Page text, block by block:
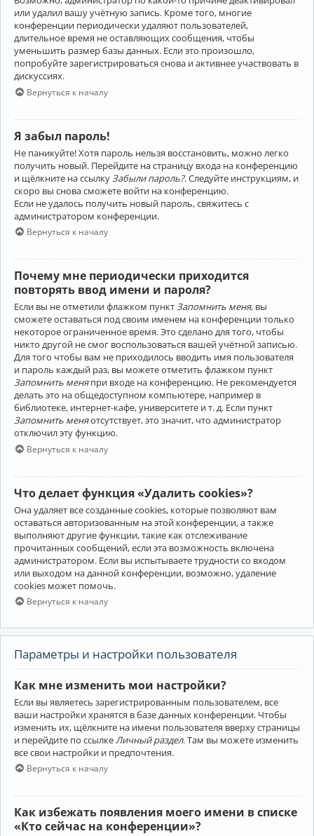
или удалил вашу учётную запись. Кроме того, многие
конференции периодически удаляют пользователей,
длительное время не оставляющих сообщения, чтобы
уменьшить размер базы данных. Если это произошло,
попробуйте зарегистрироваться снова и активнее участвовать в
дискуссиях.
Вернуться к началу
Я забыл пароль!
Не паникуйте! Хотя пароль нельзя восстановить, можно легко
получить новый. Перейдите на страницу входа на конференцию
и щёлкните на ссылку Забыли пароль?. Следуйте инструкциям, и
скоро вы снова сможете войти на конференцию.
Если не удалось получить новый пароль, свяжитесь с
администратором конференции.
Вернуться к началу
Почему мне периодически приходится
повторять ввод имени и пароля?
Если вы не отметили флажком пунктЗапомнить меня, вы
сможете оставаться под своим именем на конференции только
некоторое ограниченное время. Это сделано для того, чтобы
никто другой не смог воспользоваться вашей учётной записью.
Для того чтобы вам не приходилось вводить имя пользователя
и пароль каждый раз, вы можете отметить флажком пункт
Запомнить меняпри входе на конференцию. Не рекомендуется
делать это на общедоступном компьютере, например в
библиотеке, интернет-кафе, университете и т. д. Если пункт
Запомнить меняотсутствует, это значит, что администратор
отключил эту функцию.
Вернуться к началу
Что делает функция «Удалить cookies»?
Она удаляет все созданные cookies, которые позволяют вам
оставаться авторизованным на этой конференции, а также
выполняют другие функции, такие как отслеживание
прочитанных сообщений, если эта возможность включена
администратором. Если вы испытываете трудности со входом
или выходом на данной конференции, возможно, удаление
cookies может помочь.
Вернуться к началу
Параметры и настройки пользователя
Как мне изменить мои настройки?
Если вы являетесь зарегистрированным пользователем, все
ваши настройки хранятся в базе данных конференции. Чтобы
изменить их, щёлкните на имени пользователя вверху страницы
и перейдите по ссылке Личный раздел. Там вы можете изменить
все свои настройки и предпочтения.
Вернуться к началу
Как избежать появления моего имени в списке
«Кто сейчас на конференции»?